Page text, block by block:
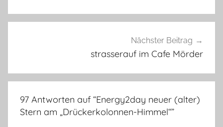
Nächster Beitrag
strasserauf im Cafe Mörder
97 Antworten auf “Energy2day neuer (alter)
Stern am „Drückerkolonnen-Himmel“”